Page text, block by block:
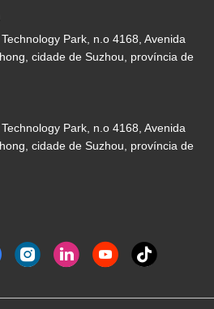
Park, n.o 4168, Avenida
cidade de Suzhou, província de
Park, n.o 4168, Avenida
cidade de Suzhou, província de